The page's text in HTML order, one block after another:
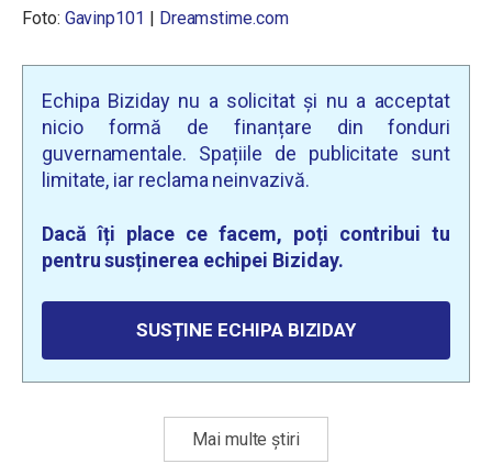
Foto: Gavinp101 | Dreamstime.com
Echipa Biziday nu a solicitat și nu a acceptat
nicio formă de finanțare din fonduri
guvernamentale. Spațiile de publicitate sunt
limitate, iar reclama neinvazivă.
Dacă îți place ce facem, poți contribui tu
pentru susținerea echipei Biziday.
SUSȚINE ECHIPA BIZIDAY
Mai multe știri